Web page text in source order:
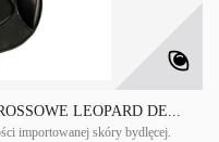
LEOPARD DE...
importowanej skóry bydlęcej.